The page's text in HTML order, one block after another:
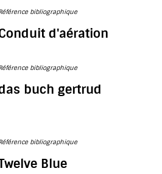
bibliographique
d'aération
bibliographique
buch gertrud
bibliographique
Blue